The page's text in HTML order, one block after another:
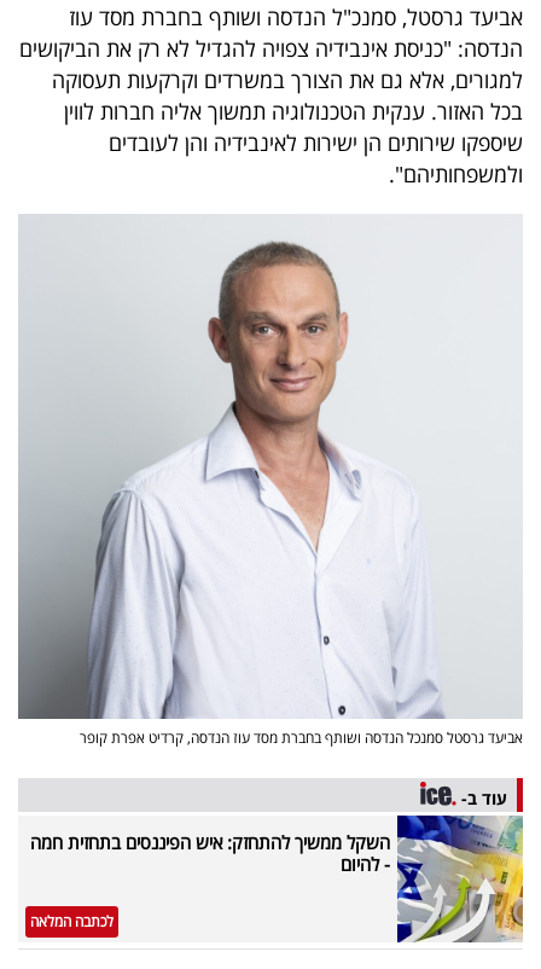
אביעד גרסטל, סמנכ"ל הנדסה ושותף בחברת מסד עוז
הנדסה: "כניסת אינבידיה צפויה להגדיל לא רק את הביקושים
למגורים, אלא גם את הצורך במשרדים וקרקעות תעסוקה
בכל האזור. ענקית הטכנולוגיה תמשוך אליה חברות לווין
שיספקו שירותים הן ישירות לאינבידיה והן לעובדים
ולמשפחותיהם".
אביעד גרסטל סמנכל הנדסה ושותף בחברת מסד עוז הנדסה, קרדיט אפרת קופר
עוד ב-
השקל ממשיך להתחזק: איש הפיננסים בתחזית חמה
- להיום
לכתבה המלאה